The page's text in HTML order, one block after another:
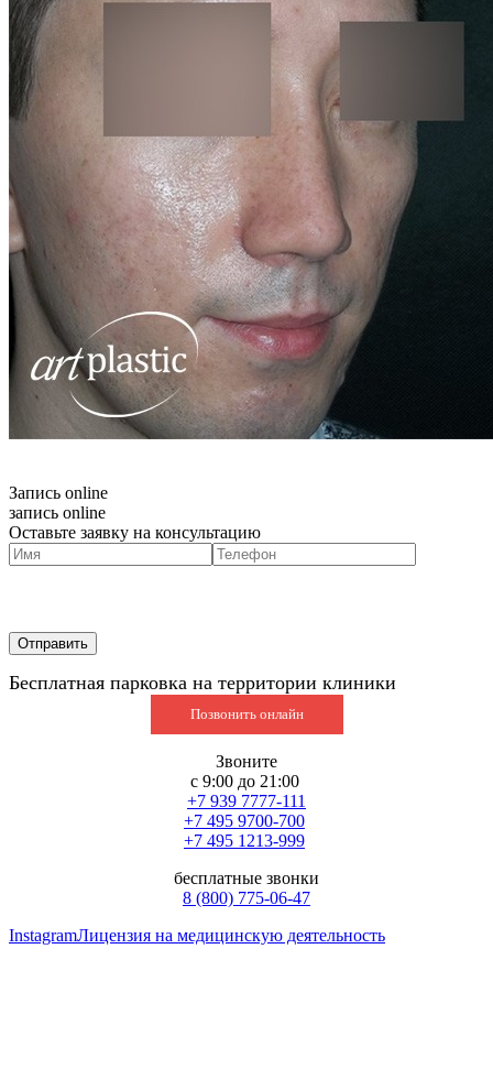
Запись online
запись online
Оставьте заявку на консультацию
Бесплатная парковка на территории клиники
Позвонить онлайн
Звоните
с 9:00 до 21:00
+7 939 7777-111
+7 495 9700-700
+7 495 1213-999
бесплатные звонки
8 (800) 775-06-47
InstagramЛицензия на медицинскую деятельность